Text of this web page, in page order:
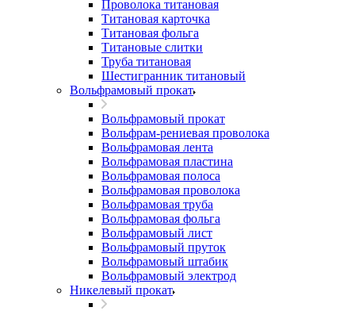
Проволока титановая
Титановая карточка
Титановая фольга
Титановые слитки
Труба титановая
Шестигранник титановый
Вольфрамовый прокат
Вольфрамовый прокат
Вольфрам-рениевая проволока
Вольфрамовая лента
Вольфрамовая пластина
Вольфрамовая полоса
Вольфрамовая проволока
Вольфрамовая труба
Вольфрамовая фольга
Вольфрамовый лист
Вольфрамовый пруток
Вольфрамовый штабик
Вольфрамовый электрод
Никелевый прокат